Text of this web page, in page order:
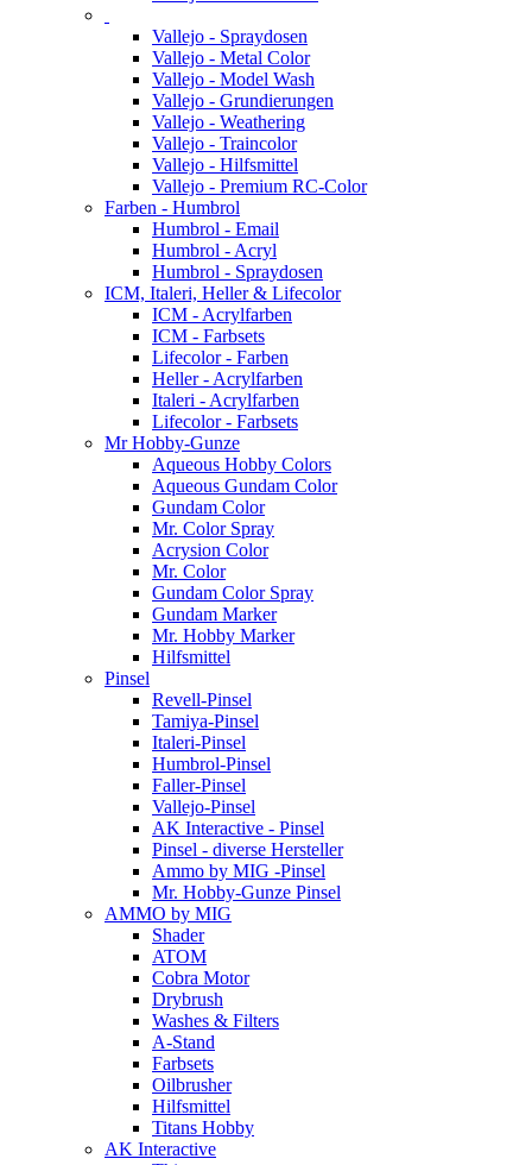
Vallejo - Spraydosen
Vallejo - Metal Color
Vallejo - Model Wash
Vallejo - Grundierungen
Vallejo - Weathering
Vallejo - Traincolor
Vallejo - Hilfsmittel
Vallejo - Premium RC-Color
Farben - Humbrol
Humbrol - Email
Humbrol - Acryl
Humbrol - Spraydosen
ICM, Italeri, Heller & Lifecolor
ICM - Acrylfarben
ICM - Farbsets
Lifecolor - Farben
Heller - Acrylfarben
Italeri - Acrylfarben
Lifecolor - Farbsets
Mr Hobby-Gunze
Aqueous Hobby Colors
Aqueous Gundam Color
Gundam Color
Mr. Color Spray
Acrysion Color
Mr. Color
Gundam Color Spray
Gundam Marker
Mr. Hobby Marker
Hilfsmittel
Pinsel
Revell-Pinsel
Tamiya-Pinsel
Italeri-Pinsel
Humbrol-Pinsel
Faller-Pinsel
Vallejo-Pinsel
AK Interactive - Pinsel
Pinsel - diverse Hersteller
Ammo by MIG -Pinsel
Mr. Hobby-Gunze Pinsel
AMMO by MIG
Shader
ATOM
Cobra Motor
Drybrush
Washes & Filters
A-Stand
Farbsets
Oilbrusher
Hilfsmittel
Titans Hobby
AK Interactive